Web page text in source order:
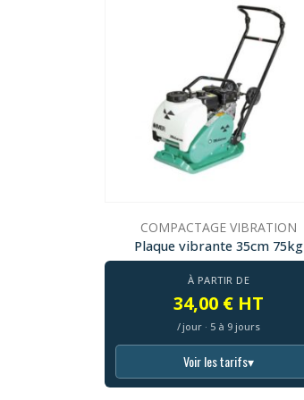
COMPACTAGE VIBRATION
Plaque vibrante 35cm 75kg
À PARTIR DE
34,00 € HT
/ jour · 5 à 9 jours
Voir les tarifs▾